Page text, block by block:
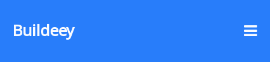
Buildeey